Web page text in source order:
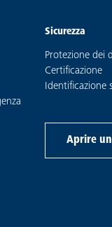
Sicurezza
Protezione dei
Certificazione
Identificazione
Aprire